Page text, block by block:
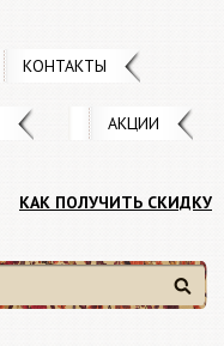
КОНТАКТЫ
АКЦИИ
КАК ПОЛУЧИТЬ СКИДКУ
Найти